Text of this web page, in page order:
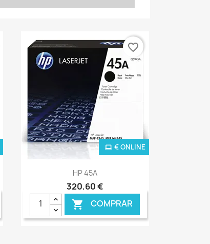
Ver+
HP 45A
320,60 €
 COMPRAR
€ ONLINE
favorite_border